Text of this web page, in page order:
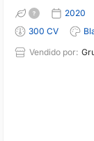
2020
300 CV
Vendido por: